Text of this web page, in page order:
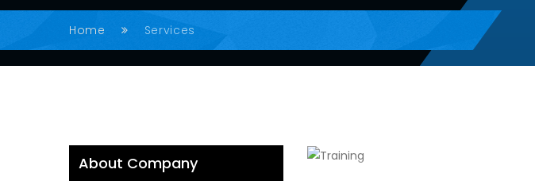
Home Services
About Company